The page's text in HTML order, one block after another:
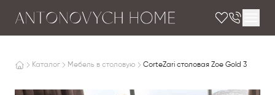
Каталог Мебель в столовую CorteZari столовая Zoe Gold 3